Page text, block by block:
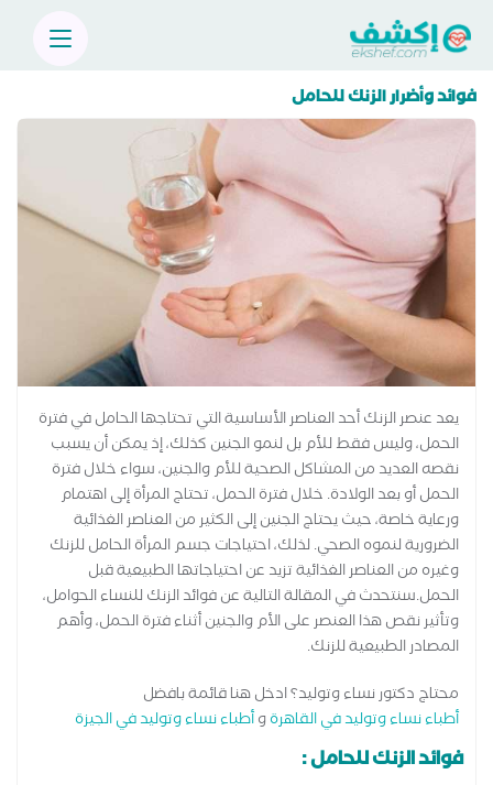
فوائد وأضرار الزنك للحامل
يعد عنصر الزنك أحد العناصر الأساسية التي تحتاجها الحامل في فترة
الحمل، وليس فقط للأم بل لنمو الجنين كذلك، إذ يمكن أن يسبب
نقصه العديد من المشاكل الصحية للأم والجنين، سواء خلال فترة
الحمل أو بعد الولادة. خلال فترة الحمل، تحتاج المرأة إلى اهتمام
ورعاية خاصة، حيث يحتاج الجنين إلى الكثير من العناصر الغذائية
الضرورية لنموه الصحي. لذلك، احتياجات جسم المرأة الحامل للزنك
وغيره من العناصر الغذائية تزيد عن احتياجاتها الطبيعية قبل
الحمل.سنتحدث في المقالة التالية عن فوائد الزنك للنساء الحوامل،
وتأثير نقص هذا العنصر على الأم والجنين أثناء فترة الحمل، وأهم
المصادر الطبيعية للزنك.
محتاج دكتور نساء وتوليد؟ ادخل هنا قائمة بافضل
أطباء نساء وتوليد في القاهرةوأطباء نساء وتوليد في الجيزة
فوائد الزنك للحامل :